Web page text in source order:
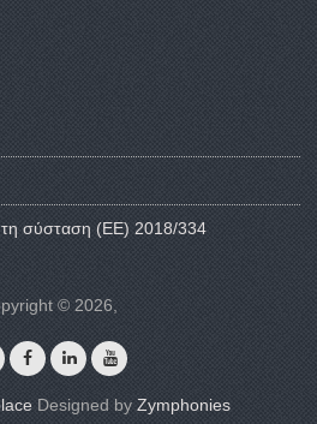
σύσταση (ΕΕ) 2018/334
© 2026,
Designed by Zymphonies